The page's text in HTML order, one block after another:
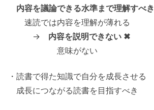
内容を議論できる水準まで理解すべき
速読では内容を理解が薄れる
→ 内容を説明できない ✖
意味がない
・読書で得た知識で自分を成長させる
成長につながる読書を目指すべき